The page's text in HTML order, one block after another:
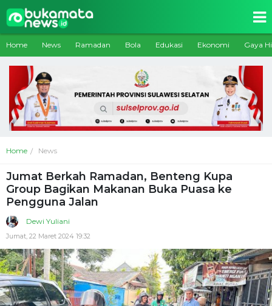
Home News Ramadan Bola Edukasi Ekonomi Gaya
Home News
Jumat Berkah Ramadan, Benteng Kupa
Group Bagikan Makanan Buka Puasa ke
Pengguna Jalan
Dewi Yuliani
Jumat, 22 Maret 2024 19:32